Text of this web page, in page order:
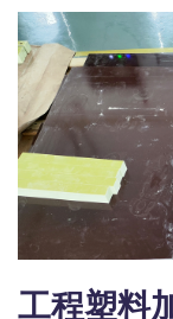
工程塑料